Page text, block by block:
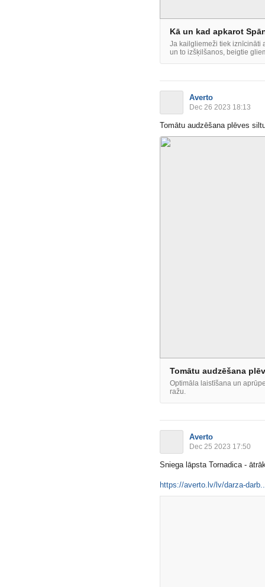
Kā un kad apkarot
Ja kailgliemeži tiek iznīcināti
un to izšķilšanos, beigtie
Averto
Dec 26 2023 18:13
Tomātu audzēšana plēves
Tomātu audzēšana
Optimāla laistīšana un
ražu.
Averto
Dec 25 2023 17:50
Sniega lāpsta Tornadica -
https://averto.lv/lv/darza-